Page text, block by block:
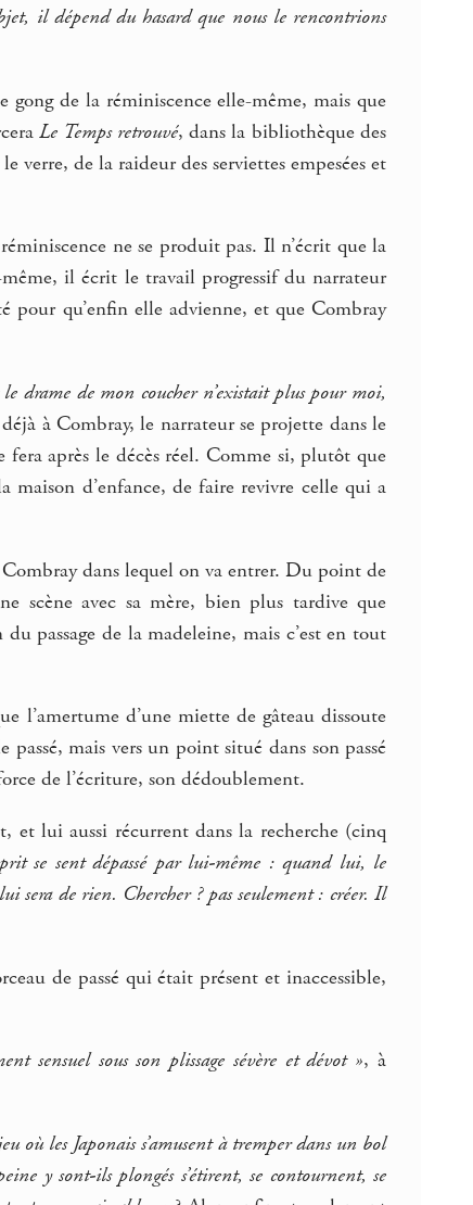
il dépend du hasard que nous le rencontrions
gong de la réminiscence elle-même, mais que
Le Temps retrouvé, dans la bibliothèque des
verre, de la raideur des serviettes empesées et
ne se produit pas. Il n’écrit que la
il écrit le travail progressif du narrateur
qu’enfin elle advienne, et que Combray
drame de mon coucher n’existait plus pour moi,
déjà à Combray, le narrateur se projette dans le
après le décès réel. Comme si, plutôt que
maison d’enfance, de faire revivre celle qui a
dans lequel on va entrer. Du point de
scène avec sa mère, bien plus tardive que
passage de la madeleine, mais c’est en tout
l’amertume d’une miette de gâteau dissoute
mais vers un point situé dans son passé
de l’écriture, son dédoublement.
et lui aussi récurrent dans la recherche (cinq
se sent dépassé par lui-même : quand lui, le
sera de rien. Chercher ? pas seulement : créer. Il
de passé qui était présent et inaccessible,
sensuel sous son plissage sévère et dévot », à
où les Japonais s’amusent à tremper dans un bol
y sont-ils plongés s’étirent, se contournent, se